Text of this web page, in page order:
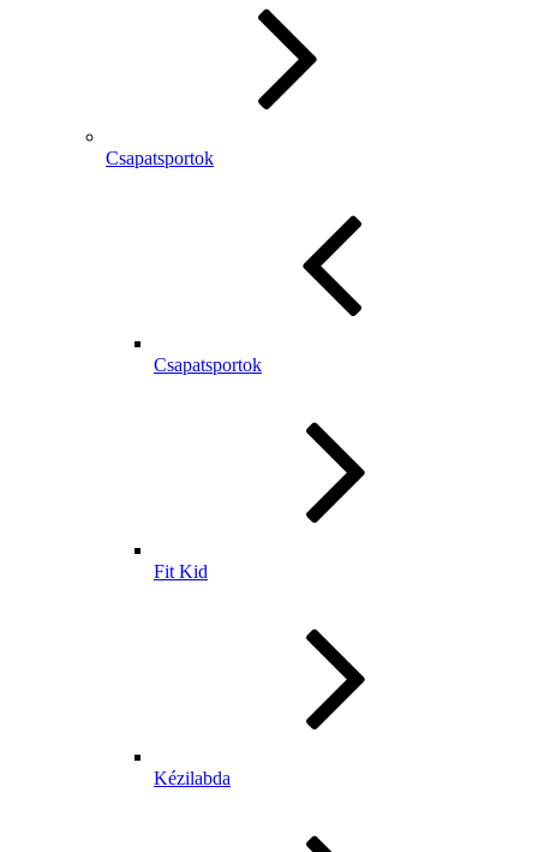
Csapatsportok
Csapatsportok
Fit Kid
Kézilabda